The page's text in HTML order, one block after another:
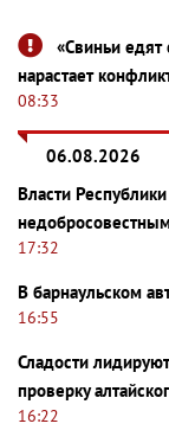
«Свиньи едят
нарастает
08:33
06.08.2026
Власти
17:32
В барнаульском
16:55
Сладости
проверку
16:22